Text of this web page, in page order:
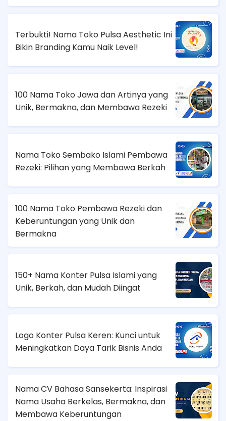
Terbukti! Nama Toko Pulsa Aesthetic Ini
Bikin Branding Kamu Naik Level!
100 Nama Toko Jawa dan Artinya yang
Unik, Bermakna, dan Membawa Rezeki
Nama Toko Sembako Islami Pembawa
Rezeki: Pilihan yang Membawa Berkah
100 Nama Toko Pembawa Rezeki dan
Keberuntungan yang Unik dan
Bermakna
150+ Nama Konter Pulsa Islami yang
Unik, Berkah, dan Mudah Diingat
Logo Konter Pulsa Keren: Kunci untuk
Meningkatkan Daya Tarik Bisnis Anda
Nama CV Bahasa Sansekerta: Inspirasi
Nama Usaha Berkelas, Bermakna, dan
Membawa Keberuntungan